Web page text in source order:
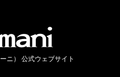
ニ） 公式ウェブサイト